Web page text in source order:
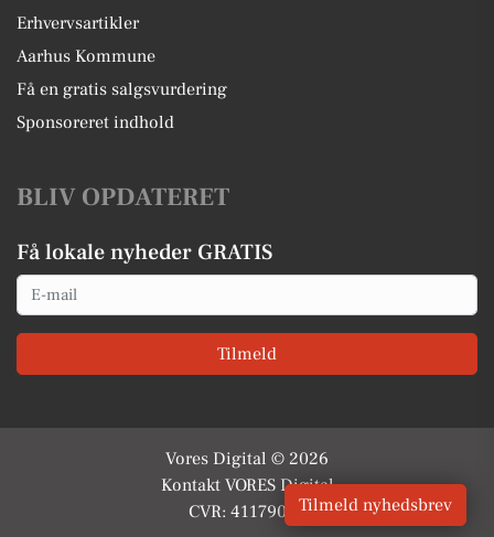
Erhvervsartikler
Aarhus Kommune
Få en gratis salgsvurdering
Sponsoreret indhold
BLIV OPDATERET
Få lokale nyheder GRATIS
Email
Tilmeld
Vores Digital © 2026
Kontakt VORES Digital
CVR: 41179082Tilmeld nyhedsbrev